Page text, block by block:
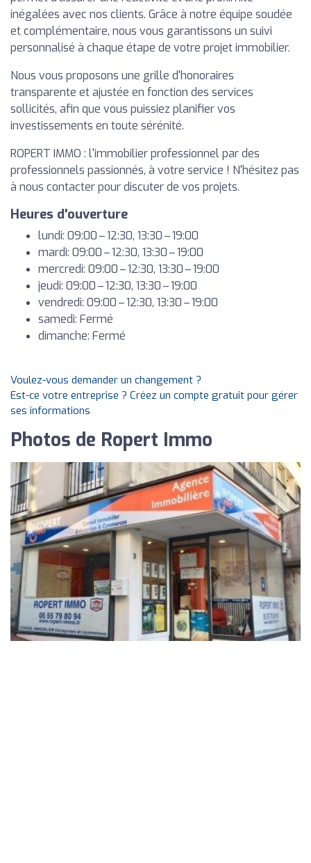
inégalées avec nos clients. Grâce à notre équipe soudée
et complémentaire, nous vous garantissons un suivi
personnalisé à chaque étape de votre projet immobilier.
Nous vous proposons une grille d'honoraires
transparente et ajustée en fonction des services
sollicités, afin que vous puissiez planifier vos
investissements en toute sérénité.
ROPERT IMMO : l'immobilier professionnel par des
professionnels passionnés, à votre service ! N'hésitez pas
à nous contacter pour discuter de vos projets.
Heures d'ouverture
lundi: 09:00 – 12:30, 13:30 – 19:00
mardi: 09:00 – 12:30, 13:30 – 19:00
mercredi: 09:00 – 12:30, 13:30 – 19:00
jeudi: 09:00 – 12:30, 13:30 – 19:00
vendredi: 09:00 – 12:30, 13:30 – 19:00
samedi: Fermé
dimanche: Fermé
Voulez-vous demander un changement ?
Est-ce votre entreprise ? Créez un compte gratuit pour gérer
ses informations
Photos de Ropert Immo